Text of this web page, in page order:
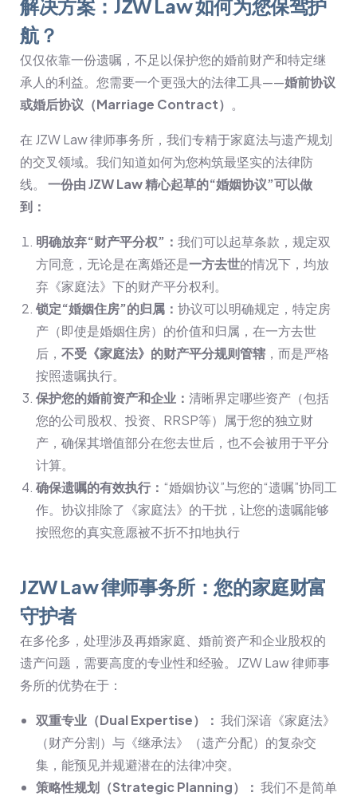
解决方案：JZW Law 如何为您保驾护
航？
仅仅依靠一份遗嘱，不足以保护您的婚前财产和特定继
承人的利益。您需要一个更强大的法律工具——婚前协议
或婚后协议（Marriage Contract） 。
在 JZW Law 律师事务所，我们专精于家庭法与遗产规划
的交叉领域。我们知道如何为您构筑最坚实的法律防
线。 一份由 JZW Law 精心起草的“婚姻协议”可以做
到：
明确放弃“财产平分权”： 我们可以起草条款，规定双
方同意，无论是在离婚还是一方去世的情况下，均放
弃《家庭法》下的财产平分权利。
锁定“婚姻住房”的归属： 协议可以明确规定，特定房
产（即使是婚姻住房）的价值和归属，在一方去世
后， 不受《家庭法》的财产平分规则管辖 ，而是严格
按照遗嘱执行。
保护您的婚前资产和企业： 清晰界定哪些资产（包括
您的公司股权、投资、RRSP等）属于您的独立财
产，确保其增值部分在您去世后，也不会被用于平分
计算。
确保遗嘱的有效执行： “婚姻协议”与您的“遗嘱”协同工
作。协议排除了《家庭法》的干扰，让您的遗嘱能够
按照您的真实意愿被不折不扣地执行
JZW Law 律师事务所：您的家庭财富
守护者
在多伦多，处理涉及再婚家庭、婚前资产和企业股权的
遗产问题，需要高度的专业性和经验。JZW Law 律师事
务所的优势在于：
双重专业（Dual Expertise）： 我们深谙《家庭法》
（财产分割）与《继承法》（遗产分配）的复杂交
集，能预见并规避潜在的法律冲突。
策略性规划（Strategic Planning）： 我们不是简单